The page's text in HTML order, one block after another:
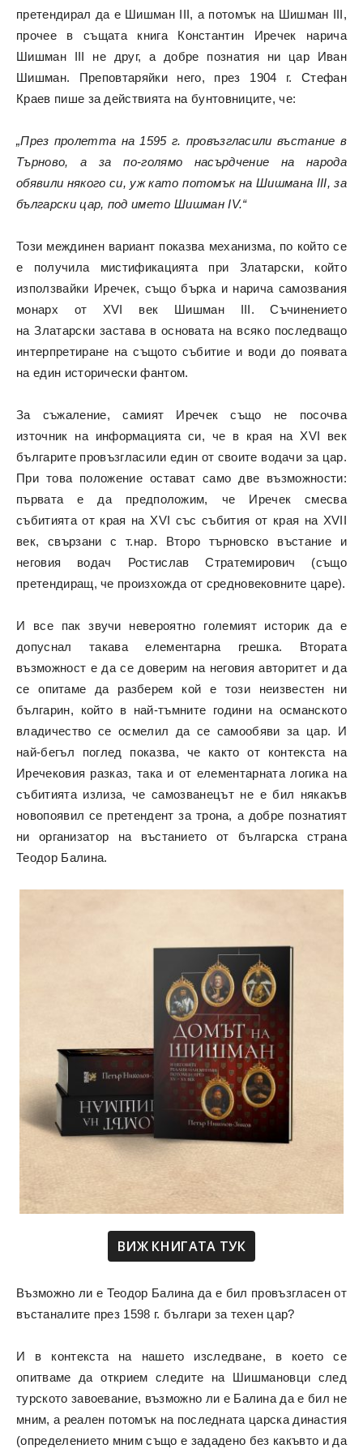
претендирал да е Шишман III, а потомък на Шишман III,
прочее в същата книга Константин Иречек нарича
Шишман III не друг, а добре познатия ни цар Иван
Шишман. Преповтаряйки него, през 1904 г. Стефан
Краев пише за действията на бунтовниците, че:
„През пролетта на 1595 г. провъзгласили въстание в
Търново, а за по-голямо насърдчение на народа
обявили някого си, уж като потомък на Шишмана III, за
български цар, под името Шишман IV.“
Този междинен вариант показва механизма, по който се
е получила мистификацията при Златарски, който
използвайки Иречек, също бърка и нарича самозвания
монарх от XVI век Шишман III. Съчинението
на Златарски застава в основата на всяко последващо
интерпретиране на същото събитие и води до появата
на един исторически фантом.
За съжаление, самият Иречек също не посочва
източник на информацията си, че в края на XVI век
българите провъзгласили един от своите водачи за цар.
При това положение остават само две възможности:
първата е да предположим, че Иречек смесва
събитията от края на XVI със събития от края на XVII
век, свързани с т.нар. Второ търновско въстание и
неговия водач Ростислав Стратемирович (също
претендиращ, че произхожда от средновековните царе).
И все пак звучи невероятно големият историк да е
допуснал такава елементарна грешка. Втората
възможност е да се доверим на неговия авторитет и да
се опитаме да разберем кой е този неизвестен ни
българин, който в най-тъмните години на османското
владичество се осмелил да се самообяви за цар. И
най-бегъл поглед показва, че както от контекста на
Иречековия разказ, така и от елементарната логика на
събитията излиза, че самозванецът не е бил някакъв
новопоявил се претендент за трона, а добре познатият
ни организатор на въстанието от българска страна
Теодор Балина.
ВИЖ КНИГАТА ТУК
Възможно ли е Теодор Балина да е бил провъзгласен от
въстаналите през 1598 г. българи за техен цар?
И в контекста на нашето изследване, в което се
опитваме да открием следите на Шишмановци след
турското завоевание, възможно ли е Балина да е бил не
мним, а реален потомък на последната царска династия
(определението мним също е зададено без какъвто и да